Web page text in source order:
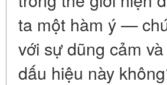
ta một hàm ý —
với sự dũng cảm
dấu hiệu này